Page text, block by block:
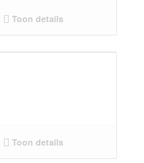
Toon details
Toon details